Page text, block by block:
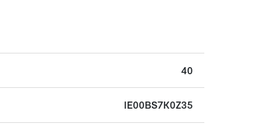
40
IE00BS7K0Z35